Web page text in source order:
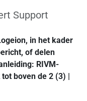
Support
in het kader
of delen
RIVM-
boven de 2 (3) |